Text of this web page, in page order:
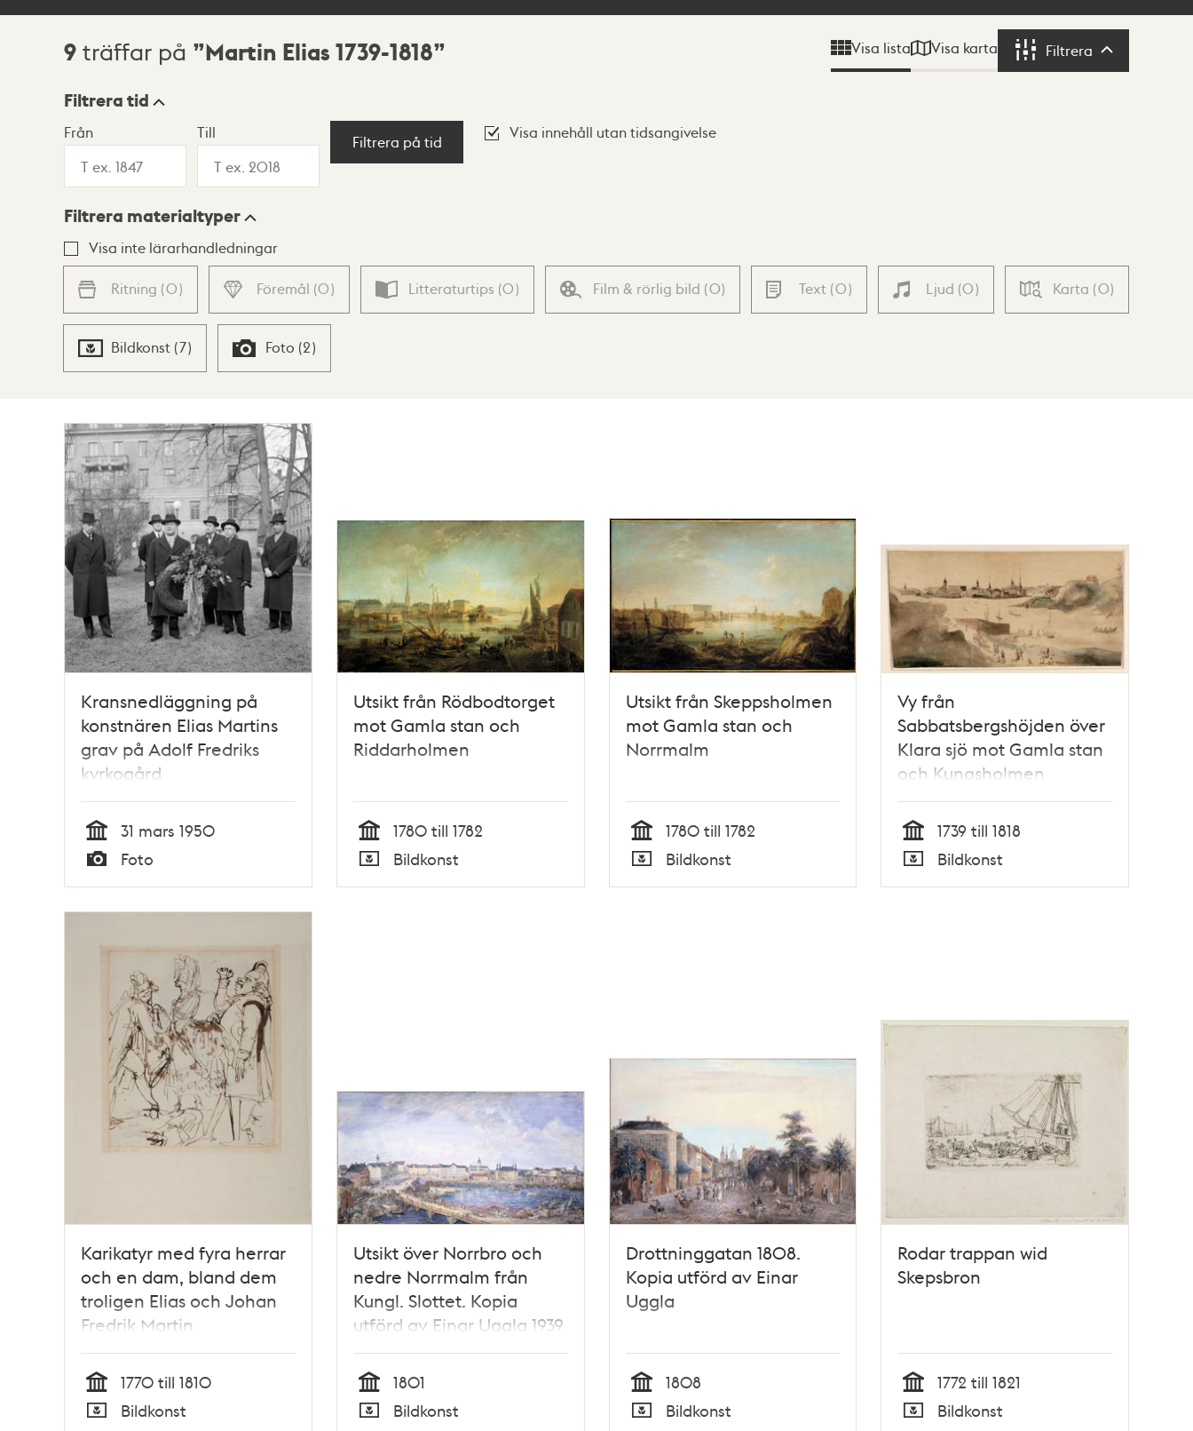
Sökresultat
9 träffar på Martin Elias 1739-1818 Visa lista Visa karta Filtrera Filtrera
Visningsläge
Lista Karta
Filtrera tid
Från Till
Filtrera på tid
Visa innehåll utan tidsangivelse
Filtrera materialtyper
Visa inte lärarhandledningar
Ritning (0) Föremål (0) Litteraturtips (0) Film & rörlig bild (0) Text (0) Ljud (0) Karta (0)
Bildkonst (7) Foto (2)
Kransnedläggning på
konstnären Elias Martins
grav på Adolf Fredriks
kyrkogård
Tid
31 mars 1950
Typ
Foto
Utsikt från Rödbodtorget
mot Gamla stan och
Riddarholmen
Tid
1780 till 1782
Typ
Bildkonst
Utsikt från Skeppsholmen
mot Gamla stan och
Norrmalm
Tid
1780 till 1782
Typ
Bildkonst
Vy från
Sabbatsbergshöjden över
Klara sjö mot Gamla stan
och Kungsholmen
Tid
1739 till 1818
Typ
Bildkonst
Karikatyr med fyra herrar
och en dam, bland dem
troligen Elias och Johan
Fredrik Martin
Tid
1770 till 1810
Bildkonst
Utsikt över Norrbro och
nedre Norrmalm från
Kungl. Slottet. Kopia
utförd av Einar Uggla 1939
Tid
1801
Bildkonst
Drottninggatan 1808.
Kopia utförd av Einar
Uggla
Tid
1808
Bildkonst
Rodar trappan wid
Skepsbron
Tid
1772 till 1821
Bildkonst